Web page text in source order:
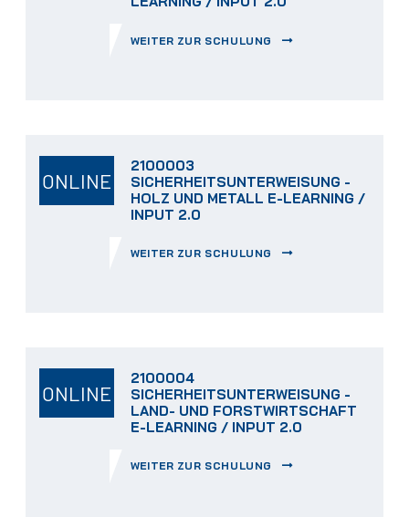
WEITER ZUR SCHULUNG
ONLINE
2100003
SICHERHEITSUNTERWEISUNG -
HOLZ UND METALL E-LEARNING /
INPUT 2.0
WEITER ZUR SCHULUNG
ONLINE
2100004
SICHERHEITSUNTERWEISUNG -
LAND- UND FORSTWIRTSCHAFT
E-LEARNING / INPUT 2.0
WEITER ZUR SCHULUNG